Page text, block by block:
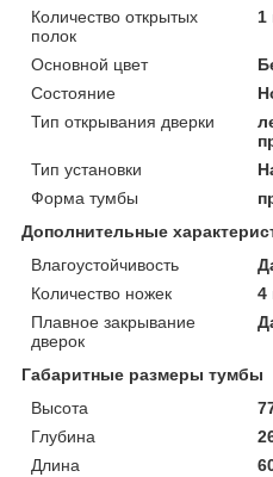
Количество открытых
полок
1
Основной цвет
Состояние
Тип открывания дверки
Тип установки
Форма тумбы
Дополнительные
Влагоустойчивость
Количество ножек
4
Плавное закрывание
дверок
Габаритные размеры тумбы
Высота
Глубина
Длина